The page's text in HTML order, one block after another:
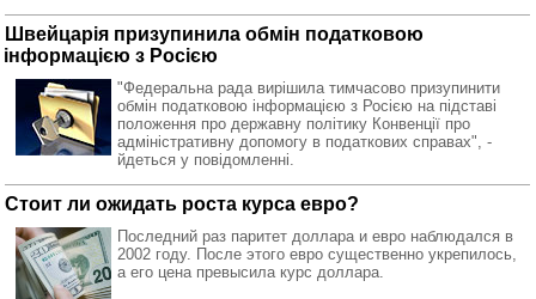
Швейцарія призупинила обмін податковою
інформацією з Росією
"Федеральна рада вирішила тимчасово призупинити
обмін податковою інформацією з Росією на підставі
положення про державну політику Конвенції про
адміністративну допомогу в податкових справах", -
йдеться у повідомленні.
Стоит ли ожидать роста курса евро?
Последний раз паритет доллара и евро наблюдался в
2002 году. После этого евро существенно укрепилось,
а его цена превысила курс доллара.